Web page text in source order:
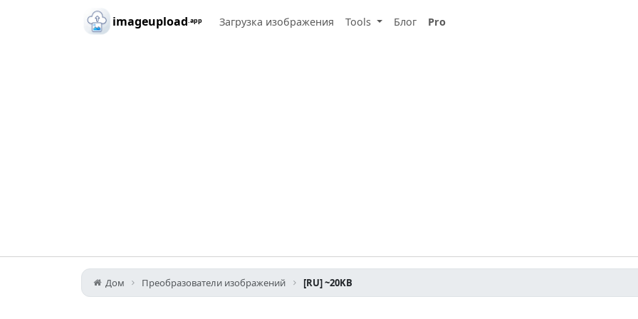
Skip to main content
imageupload.app Загрузка изображения Tools Блог Pro
Дом Преобразователи изображений [RU] ~20KB